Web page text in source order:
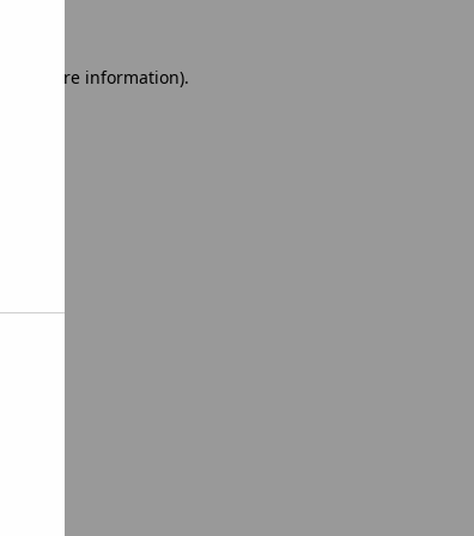
for more information).